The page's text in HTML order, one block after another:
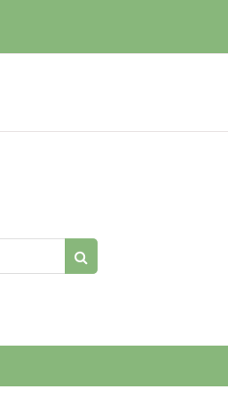
Pesquisar disciplinas